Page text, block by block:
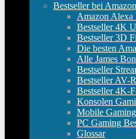
Bestseller bei Amazon
Amazon Alexa
Bestseller 4K
Bestseller 3D
Die besten
Alle James
Bestseller
Bestseller AV-
Bestseller 4K-
Konsolen
Mobile
PC Gaming
Glossar